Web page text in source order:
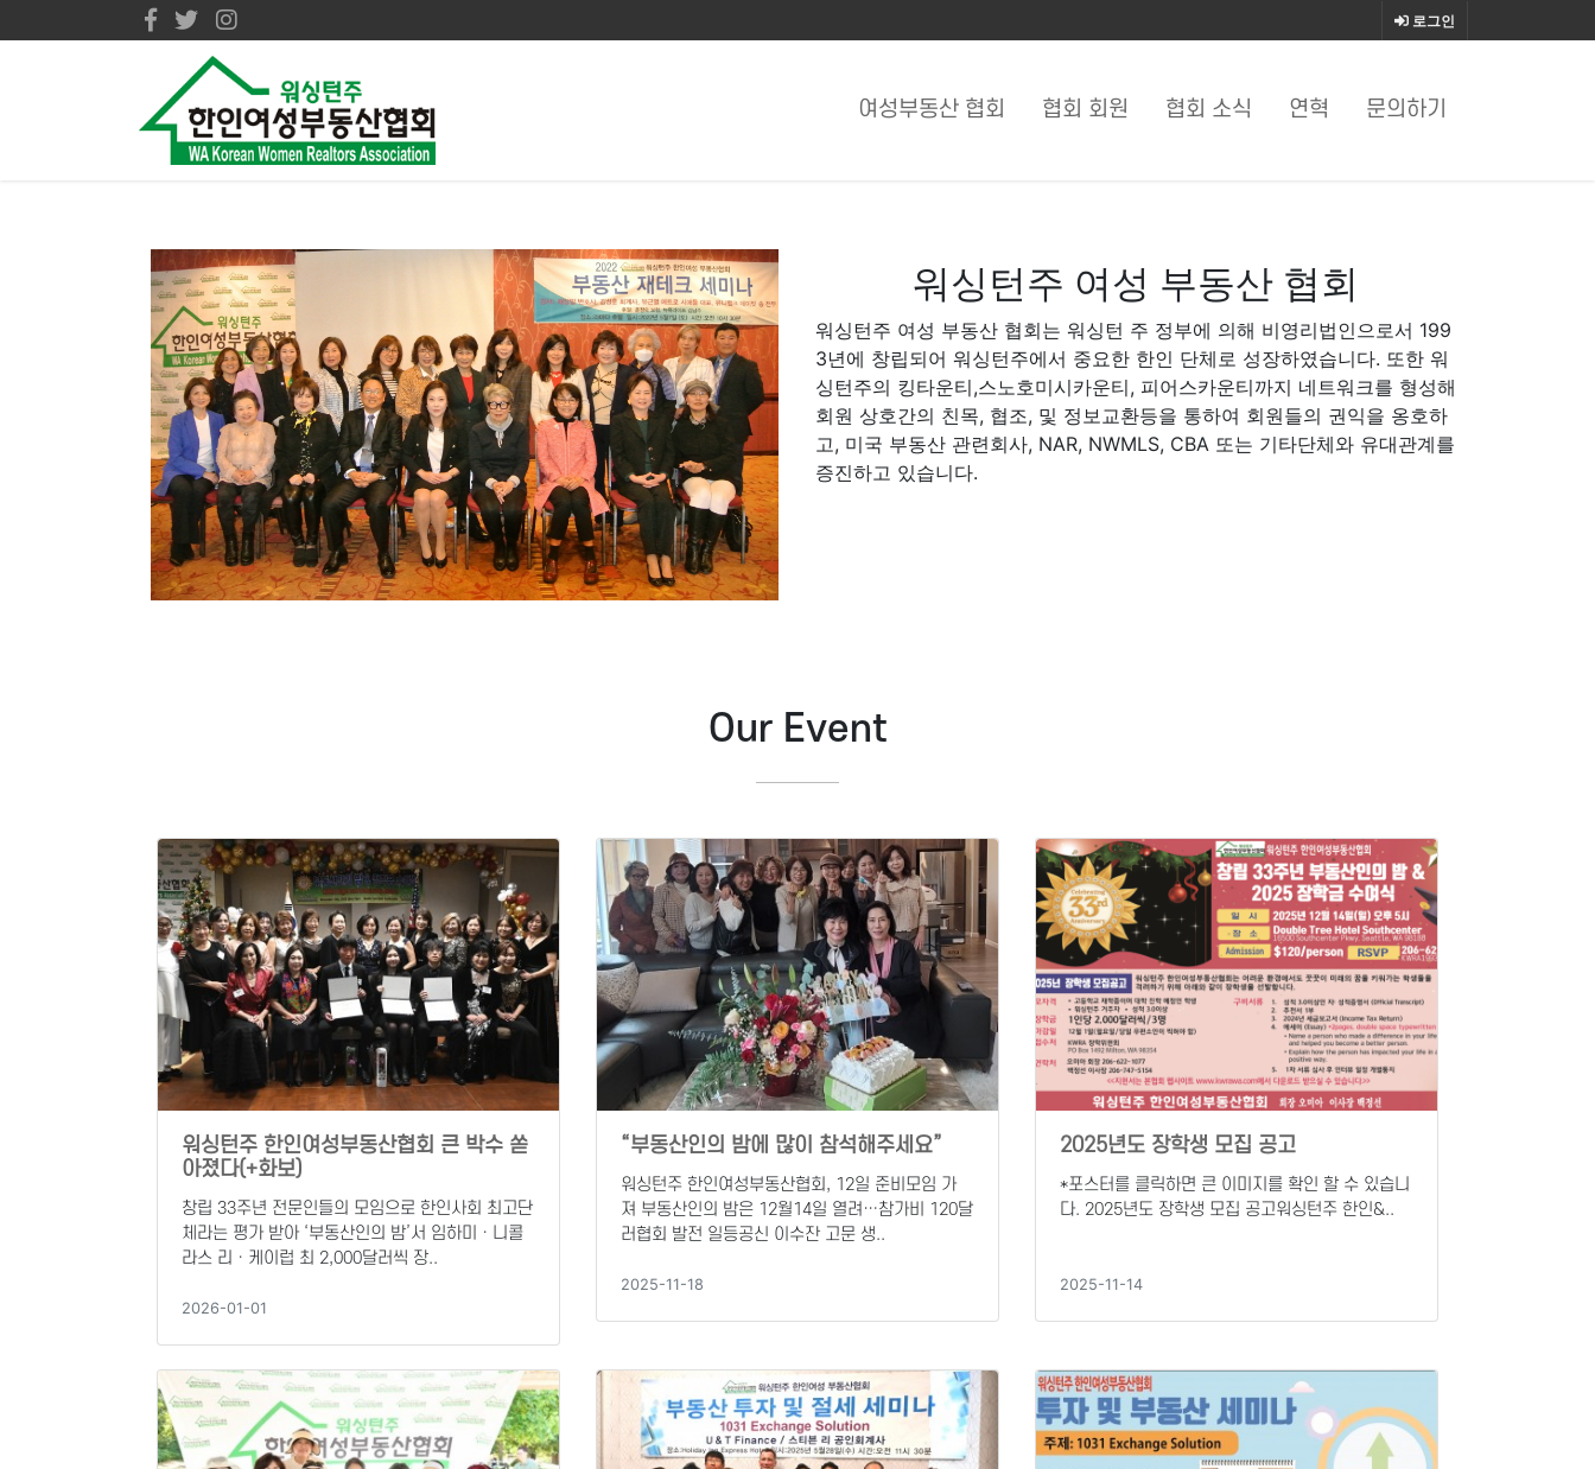
로그인
여성부동산 협회 협회 회원 협회 소식 연혁 문의하기
워싱턴주 여성 부동산 협회
워싱턴주 여성 부동산 협회는 워싱턴 주 정부에 의해 비영리법인으로서 199
3년에 창립되어 워싱턴주에서 중요한 한인 단체로 성장하였습니다. 또한 워
싱턴주의 킹타운티,스노호미시카운티, 피어스카운티까지 네트워크를 형성해
회원 상호간의 친목, 협조, 및 정보교환등을 통하여 회원들의 권익을 옹호하
고, 미국 부동산 관련회사, NAR, NWMLS, CBA 또는 기타단체와 유대관계를
증진하고 있습니다.
Our Event
워싱턴주 한인여성부동산협회 큰 박수 쏟
아졌다(+화보)
창립 33주년 전문인들의 모임으로 한인사회 최고단
체라는 평가 받아 ‘부동산인의 밤’서 임하미ㆍ니콜
라스 리ㆍ케이럽 최 2,000달러씩 장..
2026-01-01
“부동산인의 밤에 많이 참석해주세요”
워싱턴주 한인여성부동산협회, 12일 준비모임 가
져 부동산인의 밤은 12월14일 열려…참가비 120달
러협회 발전 일등공신 이수잔 고문 생..
2025-11-18
2025년도 장학생 모집 공고
*포스터를 클릭하면 큰 이미지를 확인 할 수 있습니
다. 2025년도 장학생 모집 공고워싱턴주 한인&..
2025-11-14